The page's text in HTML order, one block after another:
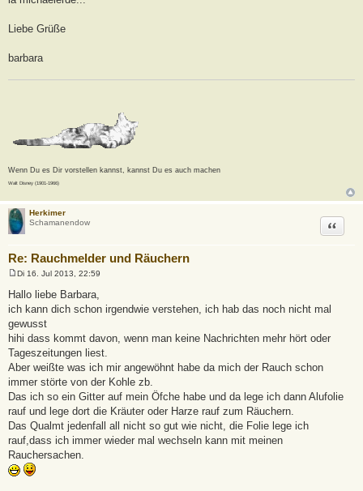
Liebe Grüße
barbara
Wenn Du es Dir vorstellen kannst, kannst Du es auch machen
Walt Disney (1901-1966)
Herkimer
Schamanendow
Re: Rauchmelder und Räuchern
Zitat
e
i
t
a
g
Di 16. Jul 2013, 22:59
Hallo liebe Barbara,
ich kann dich schon irgendwie verstehen, ich hab das noch nicht mal
gewusst
hihi dass kommt davon, wenn man keine Nachrichten mehr hört oder
Tageszeitungen liest.
Aber weißte was ich mir angewöhnt habe da mich der Rauch schon
immer störte von der Kohle zb.
Das ich so ein Gitter auf mein Öfche habe und da lege ich dann Alufolie
rauf und lege dort die Kräuter oder Harze rauf zum Räuchern.
Das Qualmt jedenfall all nicht so gut wie nicht, die Folie lege ich
rauf,dass ich immer wieder mal wechseln kann mit meinen
Rauchersachen.